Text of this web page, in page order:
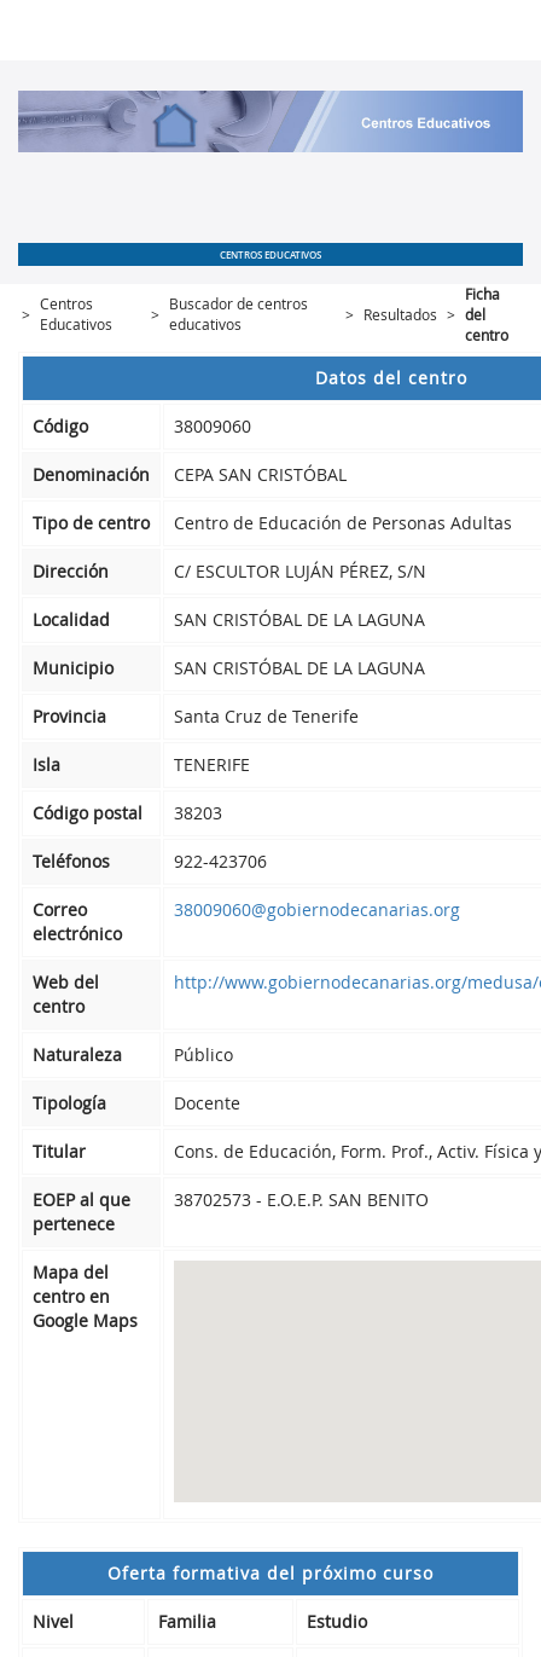
CENTROS EDUCATIVOS
>
Centros
Educativos
>
Buscador de centros
educativos
> Resultados >
Ficha
del
centro
Datos del centro
Código 38009060
Denominación CEPA SAN CRISTÓBAL
Tipo de centro Centro de Educación de Personas Adultas
Dirección C/ ESCULTOR LUJÁN PÉREZ, S/N
Localidad SAN CRISTÓBAL DE LA LAGUNA
Municipio SAN CRISTÓBAL DE LA LAGUNA
Provincia Santa Cruz de Tenerife
Isla TENERIFE
Código postal 38203
Teléfonos 922-423706
Correo
electrónico
38009060@gobiernodecanarias.org
Web del
centro
http://www.gobiernodecanarias.org/
Naturaleza Público
Tipología Docente
Titular Cons. de Educación, Form. Prof., Activ. Física
EOEP al que
pertenece
38702573 - E.O.E.P. SAN BENITO
Mapa del
centro en
Google Maps
Oferta formativa del próximo curso
Nivel Familia Estudio